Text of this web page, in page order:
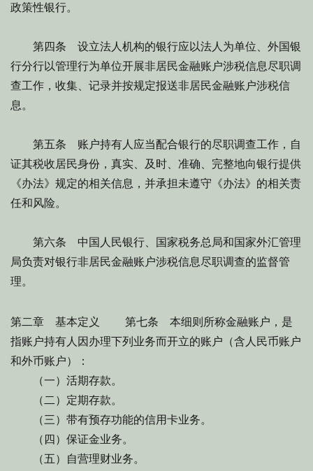
政策性银行。
第四条 设立法人机构的银行应以法人为单位、外国银
行分行以管理行为单位开展非居民金融账户涉税信息尽职调
查工作，收集、记录并按规定报送非居民金融账户涉税信
息。
第五条 账户持有人应当配合银行的尽职调查工作，自
证其税收居民身份，真实、及时、准确、完整地向银行提供
《办法》规定的相关信息，并承担未遵守《办法》的相关责
任和风险。
第六条 中国人民银行、国家税务总局和国家外汇管理
局负责对银行非居民金融账户涉税信息尽职调查的监督管
理。
第二章 基本定义 第七条 本细则所称金融账户，是
指账户持有人因办理下列业务而开立的账户（含人民币账户
和外币账户）：
（一）活期存款。
（二）定期存款。
（三）带有预存功能的信用卡业务。
（四）保证金业务。
（五）自营理财业务。